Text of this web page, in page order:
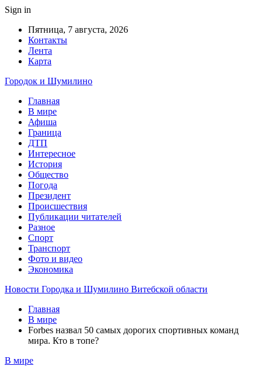
Sign in
Пятница, 7 августа, 2026
Контакты
Лента
Карта
Городок и Шумилино
Главная
В мире
Афиша
Граница
ДТП
Интересное
История
Общество
Погода
Президент
Происшествия
Публикации читателей
Разное
Спорт
Транспорт
Фото и видео
Экономика
Новости Городка и Шумилино Витебской области
Главная
В мире
Forbes назвал 50 самых дорогих спортивных команд
мира. Кто в топе?
В мире